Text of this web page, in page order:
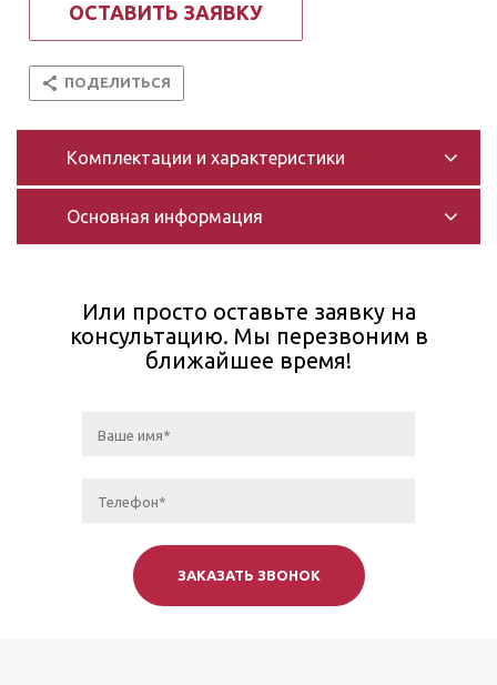
ОСТАВИТЬ ЗАЯВКУ
ПОДЕЛИТЬСЯ
Комплектации и характеристики
Основная информация
Или просто оставьте заявку на
консультацию. Мы перезвоним в
ближайшее время!